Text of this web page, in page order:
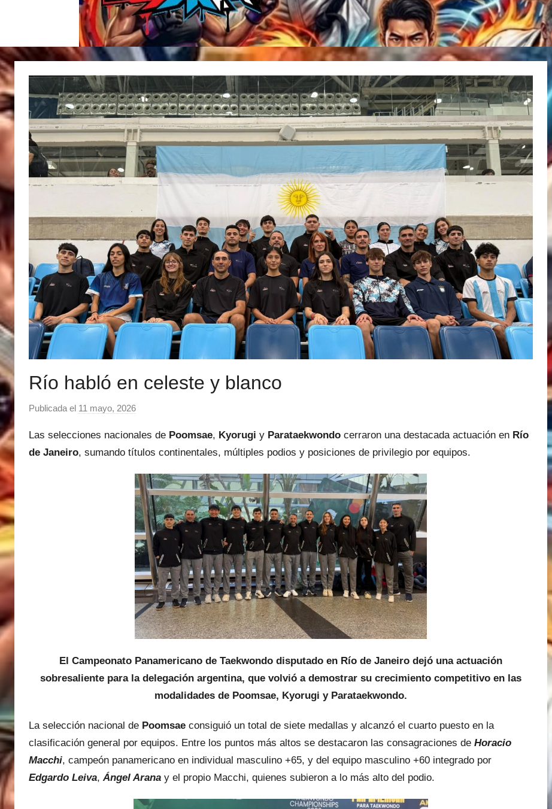
Río habló en celeste y blanco
Publicada el 11 mayo, 2026
r
M
t
í
a
s
M
a
r
t
i
n
e
z
Las selecciones nacionales de Poomsae, Kyorugi y Parataekwondo cerraron una destacada actuación en Río
de Janeiro, sumando títulos continentales, múltiples podios y posiciones de privilegio por equipos.
El Campeonato Panamericano de Taekwondo disputado en Río de Janeiro dejó una actuación
sobresaliente para la delegación argentina, que volvió a demostrar su crecimiento competitivo en las
modalidades de Poomsae, Kyorugi y Parataekwondo.
La selección nacional de Poomsae consiguió un total de siete medallas y alcanzó el cuarto puesto en la
clasificación general por equipos. Entre los puntos más altos se destacaron las consagraciones de Horacio
Macchi, campeón panamericano en individual masculino +65, y del equipo masculino +60 integrado por
Edgardo Leiva, Ángel Arana y el propio Macchi, quienes subieron a lo más alto del podio.